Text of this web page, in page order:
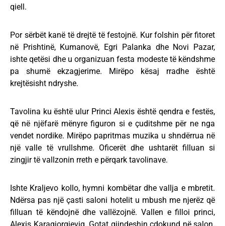
qiell.
Por sërbët kanë të drejtë të festojnë. Kur folshin për fitoret
në Prishtinë, Kumanovë, Egri Palanka dhe Novi Pazar,
ishte qetësi dhe u organizuan festa modeste të këndshme
pa shumë ekzagjerime. Mirëpo kësaj rradhe është
krejtësisht ndryshe.
Tavolina ku është ulur Princi Alexis është qendra e festës,
që në njëfarë mënyre figuron si e çuditshme për ne nga
vendet nordike. Mirëpo papritmas muzika u shndërrua në
një valle të vrullshme. Oficerët dhe ushtarët filluan si
zingjir të vallzonin rreth e përqark tavolinave.
Ishte Kraljevo kollo, hymni kombëtar dhe vallja e mbretit.
Ndërsa pas një çasti saloni hotelit u mbush me njerëz që
filluan të këndojnë dhe vallëzojnë. Vallen e filloi princi,